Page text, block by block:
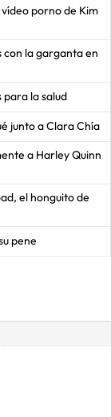
porno de Kim
con la garganta en
para la salud
junto a Clara Chía
a Harley Quinn
el honguito de
pene